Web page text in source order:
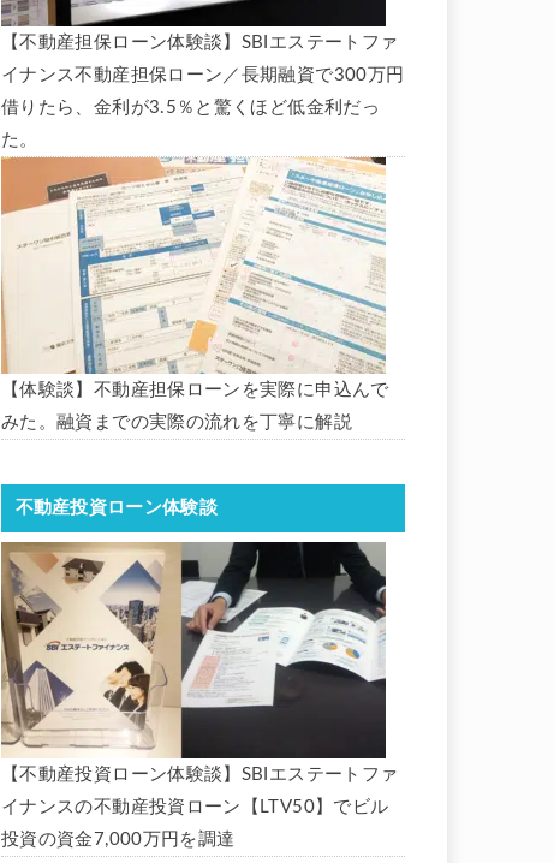
【不動産担保ローン体験談】SBIエステートファ
イナンス不動産担保ローン／長期融資で300万円
借りたら、金利が3.5％と驚くほど低金利だっ
た。
【体験談】不動産担保ローンを実際に申込んで
みた。融資までの実際の流れを丁寧に解説
不動産投資ローン体験談
【不動産投資ローン体験談】SBIエステートファ
イナンスの不動産投資ローン【LTV50】でビル
投資の資金7,000万円を調達